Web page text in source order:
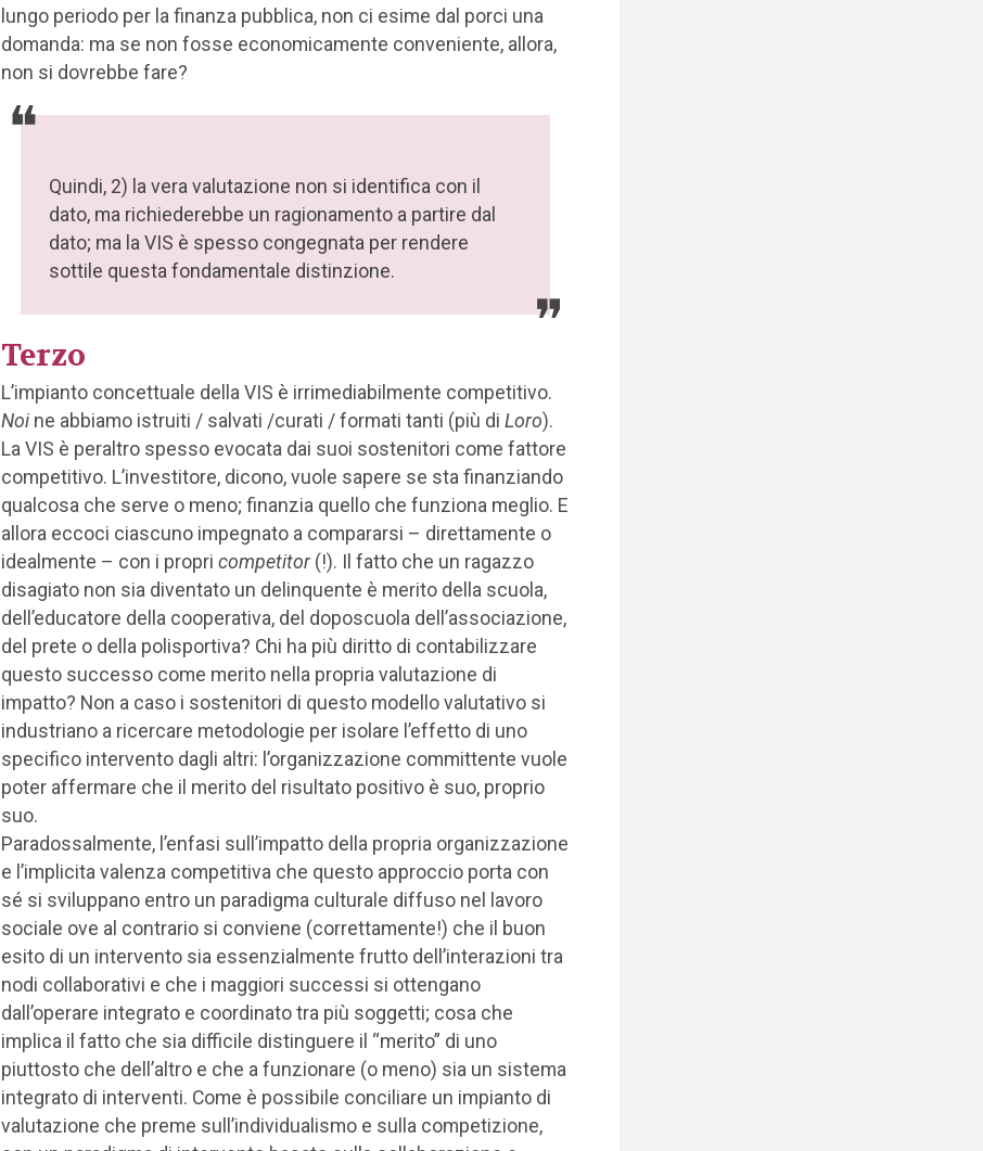
lungo periodo per la finanza pubblica, non ci esime dal porci una
domanda: ma se non fosse economicamente conveniente, allora,
non si dovrebbe fare?
Quindi, 2) la vera valutazione non si identifica con il
dato, ma richiederebbe un ragionamento a partire dal
dato; ma la VIS è spesso congegnata per rendere
sottile questa fondamentale distinzione.
Terzo
L’impianto concettuale della VIS è irrimediabilmente competitivo.
Noine abbiamo istruiti / salvati /curati / formati tanti (più di Loro).
La VIS è peraltro spesso evocata dai suoi sostenitori come fattore
competitivo. L’investitore, dicono, vuole sapere se sta finanziando
qualcosa che serve o meno; finanzia quello che funziona meglio. E
allora eccoci ciascuno impegnato a compararsi – direttamente o
idealmente – con i propri competitor(!). Il fatto che un ragazzo
disagiato non sia diventato un delinquente è merito della scuola,
dell’educatore della cooperativa, del doposcuola dell’associazione,
del prete o della polisportiva? Chi ha più diritto di contabilizzare
questo successo come merito nella propria valutazione di
impatto? Non a caso i sostenitori di questo modello valutativo si
industriano a ricercare metodologie per isolare l’effetto di uno
specifico intervento dagli altri: l’organizzazione committente vuole
poter affermare che il merito del risultato positivo è suo, proprio
suo.
Paradossalmente, l’enfasi sull’impatto della propria organizzazione
e l’implicita valenza competitiva che questo approccio porta con
sé si sviluppano entro un paradigma culturale diffuso nel lavoro
sociale ove al contrario si conviene (correttamente!) che il buon
esito di un intervento sia essenzialmente frutto dell’interazioni tra
nodi collaborativi e che i maggiori successi si ottengano
dall’operare integrato e coordinato tra più soggetti; cosa che
implica il fatto che sia difficile distinguere il “merito” di uno
piuttosto che dell’altro e che a funzionare (o meno) sia un sistema
integrato di interventi. Come è possibile conciliare un impianto di
valutazione che preme sull’individualismo e sulla competizione,